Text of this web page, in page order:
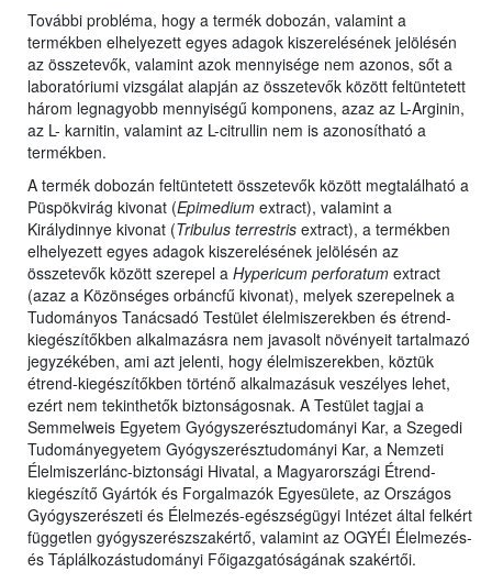
További probléma, hogy a termék dobozán, valamint a
termékben elhelyezett egyes adagok kiszerelésének jelölésén
az összetevők, valamint azok mennyisége nem azonos, sőt a
laboratóriumi vizsgálat alapján az összetevők között feltüntetett
három legnagyobb mennyiségű komponens, azaz az L-Arginin,
az L- karnitin, valamint az L-citrullin nem is azonosítható a
termékben.
A termék dobozán feltüntetett összetevők között megtalálható a
Püspökvirág kivonat (Epimedium extract), valamint a
Királydinnye kivonat (Tribulus terrestris extract), a termékben
elhelyezett egyes adagok kiszerelésének jelölésén az
összetevők között szerepel a Hypericum perforatum extract
(azaz a Közönséges orbáncfű kivonat), melyek szerepelnek a
Tudományos Tanácsadó Testület élelmiszerekben és étrend-
kiegészítőkben alkalmazásra nem javasolt növényeit tartalmazó
jegyzékében, ami azt jelenti, hogy élelmiszerekben, köztük
étrend-kiegészítőkben történő alkalmazásuk veszélyes lehet,
ezért nem tekinthetők biztonságosnak. A Testület tagjai a
Semmelweis Egyetem Gyógyszerésztudományi Kar, a Szegedi
Tudományegyetem Gyógyszerésztudományi Kar, a Nemzeti
Élelmiszerlánc-biztonsági Hivatal, a Magyarországi Étrend-
kiegészítő Gyártók és Forgalmazók Egyesülete, az Országos
Gyógyszerészeti és Élelmezés-egészségügyi Intézet által felkért
független gyógyszerészszakértő, valamint az OGYÉI Élelmezés-
és Táplálkozástudományi Főigazgatóságának szakértői.